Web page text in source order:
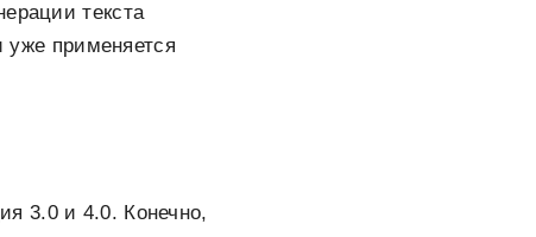
текста
уже применяется
3.0 и 4.0. Конечно,